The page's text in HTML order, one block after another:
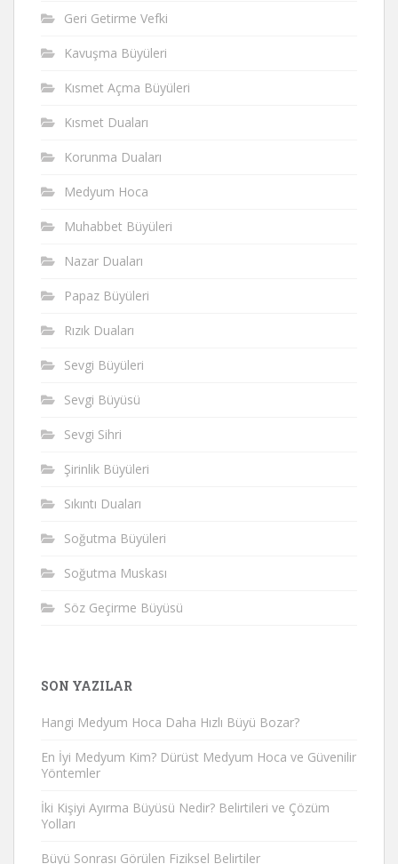
Geri Getirme Vefki
Kavuşma Büyüleri
Kısmet Açma Büyüleri
Kısmet Duaları
Korunma Duaları
Medyum Hoca
Muhabbet Büyüleri
Nazar Duaları
Papaz Büyüleri
Rızık Duaları
Sevgi Büyüleri
Sevgi Büyüsü
Sevgi Sihri
Şirinlik Büyüleri
Sıkıntı Duaları
Soğutma Büyüleri
Soğutma Muskası
Söz Geçirme Büyüsü
SON YAZILAR
Hangi Medyum Hoca Daha Hızlı Büyü Bozar?
En İyi Medyum Kim? Dürüst Medyum Hoca ve Güvenilir
Yöntemler
İki Kişiyi Ayırma Büyüsü Nedir? Belirtileri ve Çözüm
Yolları
Büyü Sonrası Görülen Fiziksel Belirtiler